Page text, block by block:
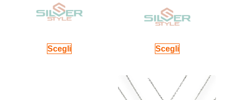
Scegli Scegli